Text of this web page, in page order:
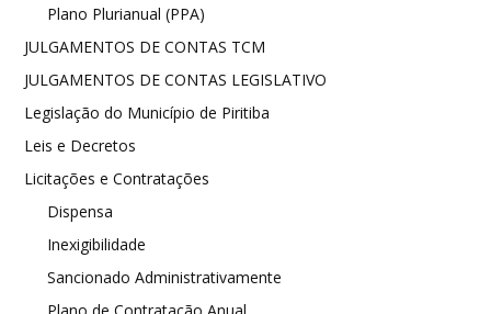
Plano Plurianual (PPA)
JULGAMENTOS DE CONTAS TCM
JULGAMENTOS DE CONTAS LEGISLATIVO
Legislação do Município de Piritiba
Leis e Decretos
Licitações e Contratações
Dispensa
Inexigibilidade
Sancionado Administrativamente